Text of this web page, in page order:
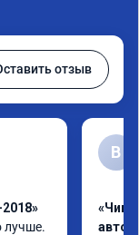
отзыв
лучше.
В
«Чип